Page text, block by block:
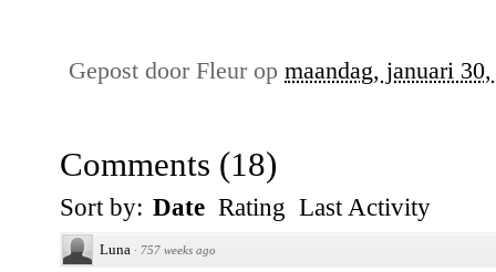
Gepost door Fleur op maandag, januari
Comments (18)
Sort by: Date Rating Last Activity
Luna · 757 weeks ago